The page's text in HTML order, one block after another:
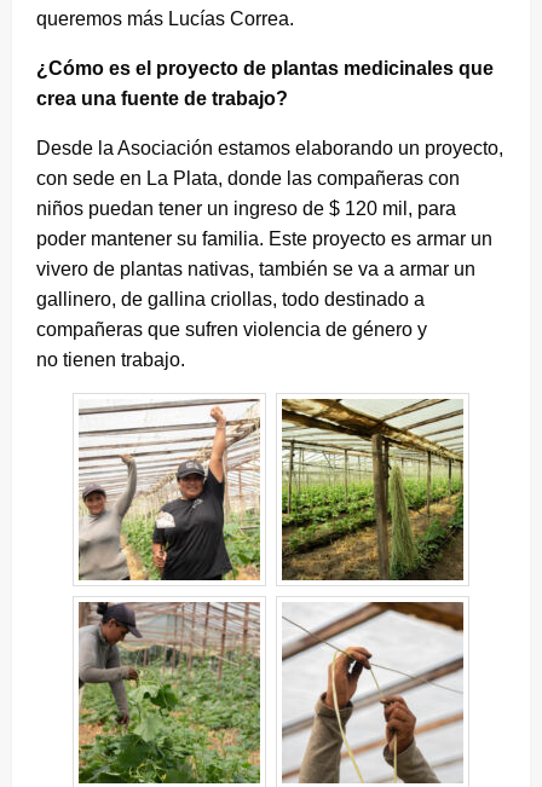
queremos más Lucías Correa.
¿Cómo es el proyecto de plantas medicinales que
crea una fuente de trabajo?
Desde la Asociación estamos elaborando un proyecto,
con sede en La Plata, donde las compañeras con
niños puedan tener un ingreso de $ 120 mil, para
poder mantener su familia. Este proyecto es armar un
vivero de plantas nativas, también se va a armar un
gallinero, de gallina criollas, todo destinado a
compañeras que sufren violencia de género y
no tienen trabajo.